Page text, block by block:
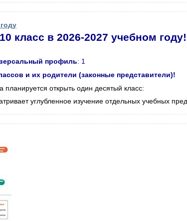
класс в 2026-2027 учебном году!
профиль: 1
и их родители (законные представители)!
открыть один десятый класс:
углубленное изучение отдельных учебных